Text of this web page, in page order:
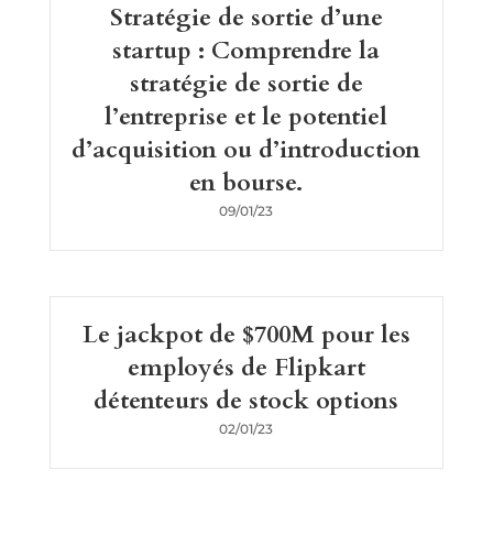
Stratégie de sortie d’une
startup : Comprendre la
stratégie de sortie de
l’entreprise et le potentiel
d’acquisition ou d’introduction
en bourse.
09/01/23
Le jackpot de $700M pour les
employés de Flipkart
détenteurs de stock options
02/01/23